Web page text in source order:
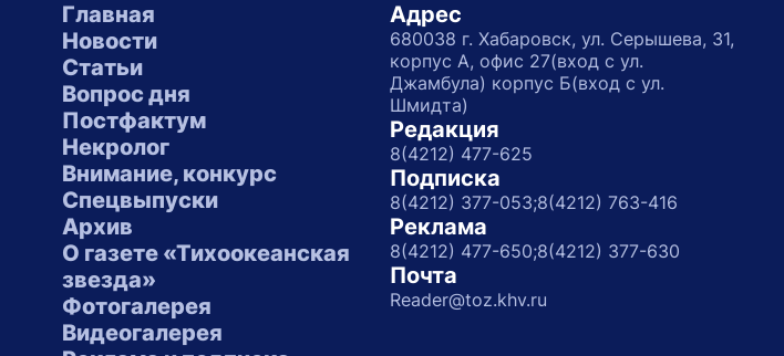
Главная
Новости
Статьи
Вопрос дня
Постфактум
Некролог
Внимание, конкурс
Спецвыпуски
Архив
О газете «Тихоокеанская
звезда»
Фотогалерея
Видеогалерея
Адрес
680038 г. Хабаровск, ул. Серышева, 31,
корпус А, офис 27(вход с ул.
Джамбула) корпус Б(вход с ул.
Шмидта)
Редакция
8(4212) 477-625
Подписка
8(4212) 377-053;8(4212) 763-416
Реклама
8(4212) 477-650;8(4212) 377-630
Почта
Reader@toz.khv.ru